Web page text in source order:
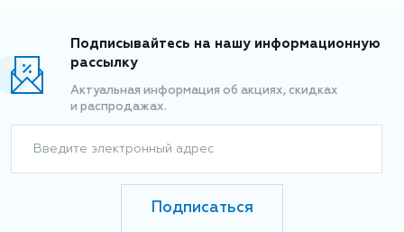
Подписывайтесь на нашу информационную
рассылку
Актуальная информация об акциях, скидках
и распродажах.
Введите электронный адрес
Подписаться